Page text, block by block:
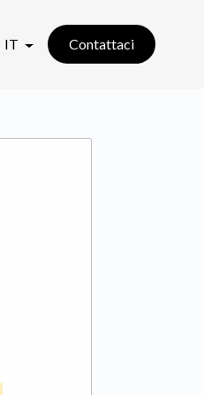
IT Contattaci